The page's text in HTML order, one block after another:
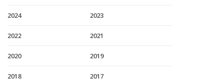
2024 2023
2022 2021
2020 2019
2018 2017